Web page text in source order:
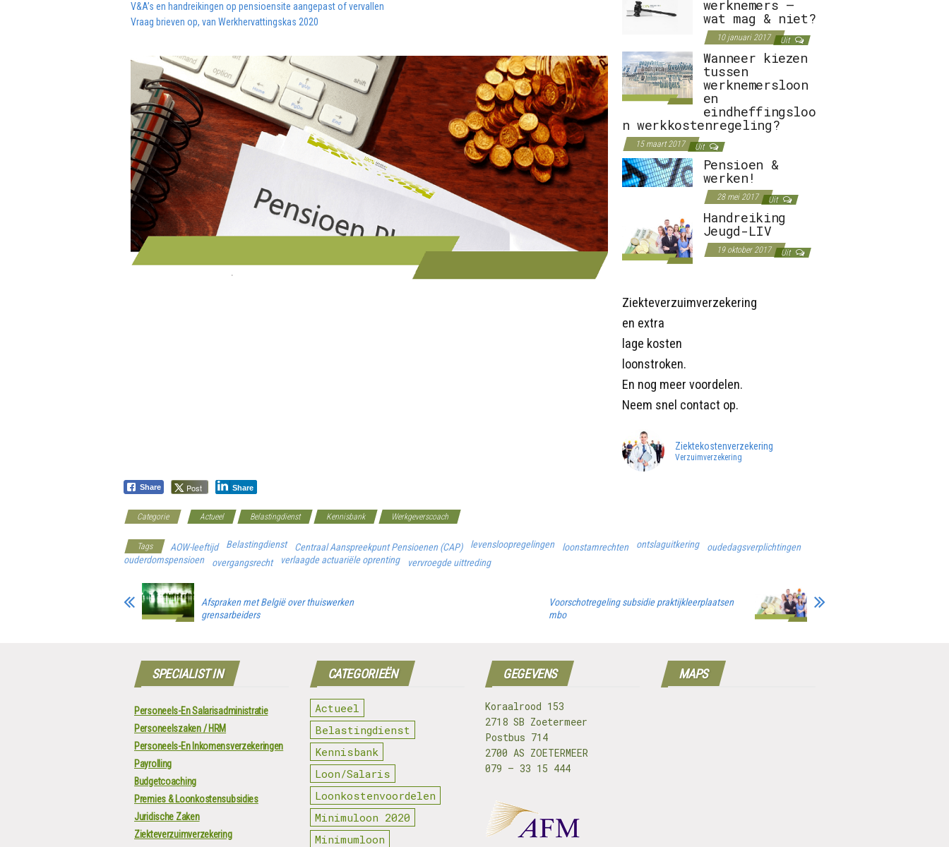
V&A’s en handreikingen op pensioensite aangepast of vervallen
Vraag brieven op, van Werkhervattingskas 2020
werknemers –
wat mag & niet?
10 januari 2017 Uit
Wanneer kiezen
tussen
werknemersloon
en
eindheffingsloo
n werkkostenregeling?
15 maart 2017 Uit
Pensioen &
werken!
28 mei 2017 Uit
Handreiking
Jeugd-LIV
19 oktober 2017 Uit
Ziekteverzuimverzekering
en extra
lage kosten
loonstroken.
En nog meer voordelen.
Neem snel contact op.
Ziektekostenverzekering
Verzuimverzekering
Share Post Share
Categorie Actueel Belastingdienst Kennisbank Werkgeverscoach
Tags AOW-leeftijd Belastingdienst Centraal Aanspreekpunt Pensioenen (CAP) levensloopregelingen loonstamrechten ontslaguitkering
oudedagsverplichtingen
ouderdomspensioen
overgangsrecht verlaagde actuariële oprenting vervroegde uittreding
Afspraken met België over thuiswerken
grensarbeiders
Voorschotregeling subsidie praktijkleerplaatsen
mbo
SPECIALIST IN
Personeels-En Salarisadministratie
Personeelszaken / HRM
Personeels-En Inkomensverzekeringen
Payrolling
Budgetcoaching
Premies & Loonkostensubsidies
Juridische Zaken
Ziekteverzuimverzekering
CATEGORIEËN
Actueel
Belastingdienst
Kennisbank
Loon/Salaris
Loonkostenvoordelen
Minimuloon 2020
Minimumloon
GEGEVENS
Koraalrood 153
2718 SB Zoetermeer
Postbus 714
2700 AS ZOETERMEER
079 – 33 15 444
MAPS